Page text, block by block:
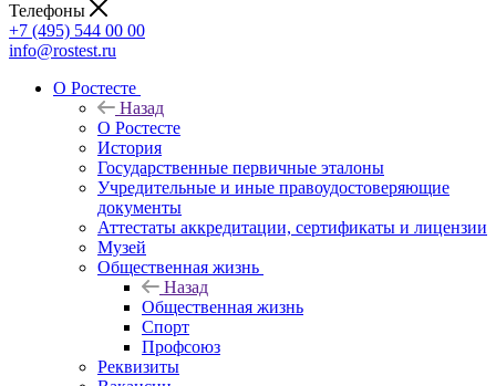
Телефоны
+7 (495) 544 00 00
info@rostest.ru
О Ростесте
Назад
О Ростесте
История
Государственные первичные эталоны
Учредительные и иные правоудостоверяющие
документы
Аттестаты аккредитации, сертификаты и лицензии
Музей
Общественная жизнь
Назад
Общественная жизнь
Спорт
Профсоюз
Реквизиты